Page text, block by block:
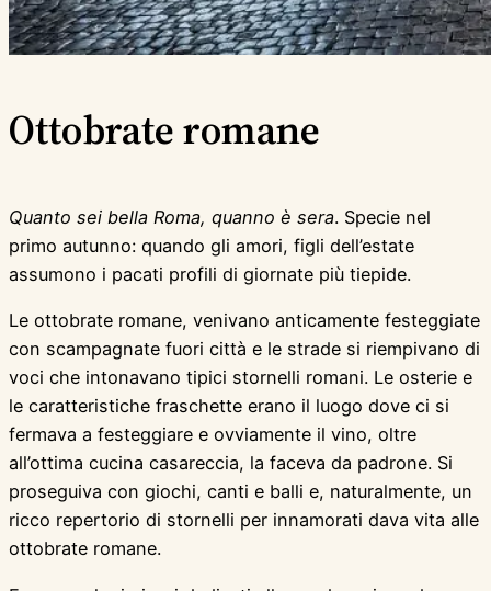
Ottobrate romane
Quanto sei bella Roma, quanno è sera. Specie nel
primo autunno: quando gli amori, figli dell’estate
assumono i pacati profili di giornate più tiepide.
Le ottobrate romane, venivano anticamente festeggiate
con scampagnate fuori città e le strade si riempivano di
voci che intonavano tipici stornelli romani. Le osterie e
le caratteristiche fraschette erano il luogo dove ci si
fermava a festeggiare e ovviamente il vino, oltre
all’ottima cucina casareccia, la faceva da padrone. Si
proseguiva con giochi, canti e balli e, naturalmente, un
ricco repertorio di stornelli per innamorati dava vita alle
ottobrate romane.